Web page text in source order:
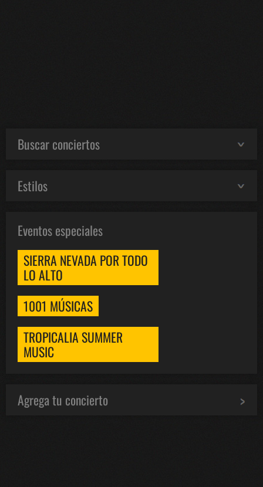
Buscar conciertos
Estilos
Eventos especiales
SIERRA NEVADA POR TODO
LO ALTO
1001 MÚSICAS
TROPICALIA SUMMER
MUSIC
Agrega tu concierto